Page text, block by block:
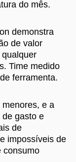
do mês.
demonstra
de valor
Time medido
ferramenta.
e a
de gasto e
de
impossíveis de
consumo